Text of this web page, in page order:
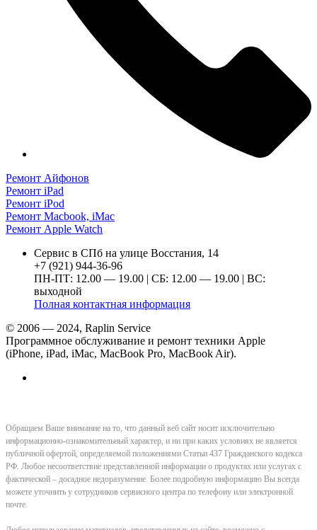
Ремонт Айфонов
Ремонт iPad
Ремонт iPod
Ремонт Macbook, iMac
Ремонт Apple Watch
Сервис в СПб на улице Восстания, 14
+7 (921) 944-36-96
ПН-ПТ: 12.00 — 19.00 | СБ: 12.00 — 19.00 | ВС:
выходной
Полная контактная информация
© 2006 — 2024, Raplin Service
Программное обслуживание и ремонт техники Apple
(iPhone, iPad, iMac, MacBook Pro, MacBook Air).
Обращаем Ваше внимание на то, что данный веб сайт носит исключительно
информационно-ознакомительный характер, и ни при каких условиях не является
публичной офертой, определяемой положениями Статьи 437 Гражданского кодекса
РФ. Любое несоответствие представленной информации о продуктах или услугах с
фактической – досадное недоразумение. Более подробную информацию Вы всегда
можете уточнить у сотрудников сервисного центра по телефону или электронной
почте.